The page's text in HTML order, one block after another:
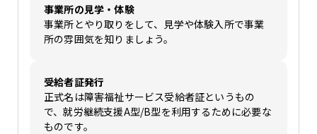
事業所の見学・体験
事業所とやり取りをして、見学や体験入所で事業
所の雰囲気を知りましょう。
受給者証発行
正式名は障害福祉サービス受給者証というもの
で、就労継続支援A型/B型を利用するために必要な
ものです。